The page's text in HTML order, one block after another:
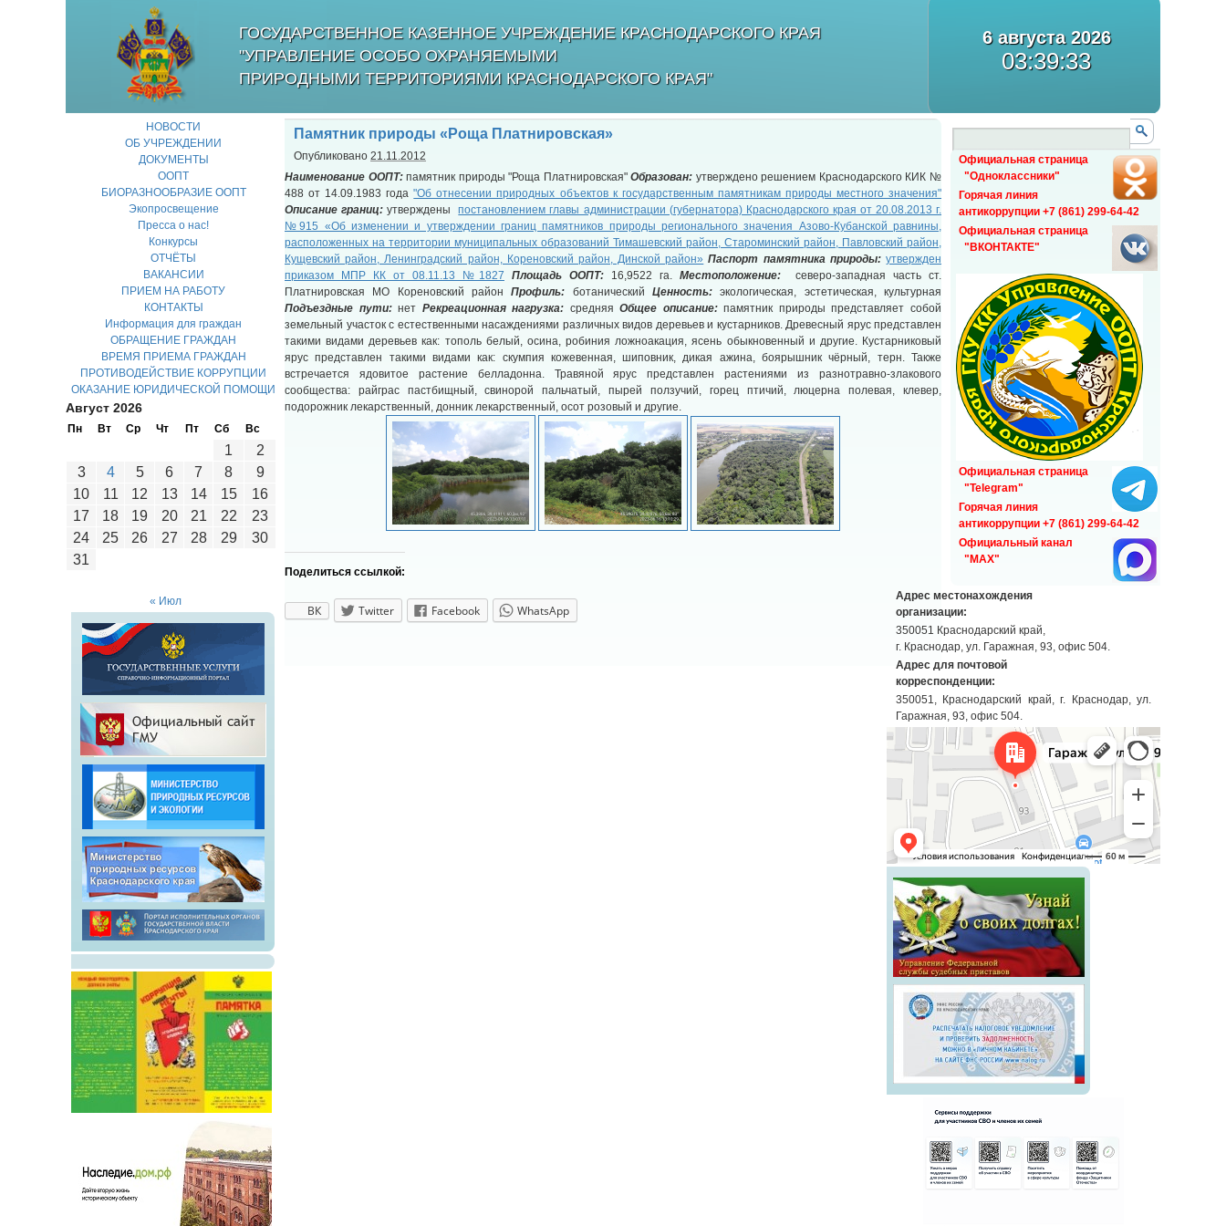
ГОСУДАРСТВЕННОЕ КАЗЕННОЕ УЧРЕЖДЕНИЕ КРАСНОДАРСКОГО КРАЯ
"УПРАВЛЕНИЕ ОСОБО ОХРАНЯЕМЫМИ
ПРИРОДНЫМИ ТЕРРИТОРИЯМИ КРАСНОДАРСКОГО КРАЯ"
6 августа 2026
03:39:34
Памятник природы «Роща Платнировская»
Опубликовано 21.11.2012
Наименование ООПТ:памятник природы "Роща Платнировская"Образован: утверждено решением Краснодарского КИК №
488 от 14.09.1983 года"Об отнесении природных объектов к государственным памятникам природы местного значения"
Описание границ:утверждены
постановлением главы администрации (губернатора) Краснодарского края от 20.08.2013 г.
№915 «Об изменении и утверждении границ памятников природы регионального значения Азово-Кубанской равнины,
расположенных на территории муниципальных образований Тимашевский район, Староминский район, Павловский район,
Кущевский район, Ленинградский район, Кореновский район, Динской район» Паспорт памятника природы:утвержден
приказом МПР КК от 08.11.13 №1827
Площадь ООПТ: 16,9522 га. Местоположение: северо-западная часть ст.
Платнировская МО Кореновский районПрофиль: ботаническийЦенность: экологическая, эстетическая, культурная
Подъездные пути:нет Рекреационная нагрузка: средняяОбщее описание:памятник природы представляет собой
земельный участок с естественными насаждениями различных видов деревьев и кустарников. Древесный ярус представлен
такими видами деревьев как: тополь белый, осина, робиния ложноакация, ясень обыкновенный и другие. Кустарниковый
ярус представлен такими видами как: скумпия кожевенная, шиповник, дикая ажина, боярышник чёрный, терн. Также
встречается ядовитое растение белладонна. Травяной ярус представлен растениями из разнотравно-злакового
сообщества: райграс пастбищный, свинорой пальчатый, пырей ползучий, горец птичий, люцерна полевая, клевер,
подорожник лекарственный, донник лекарственный, осот розовый и другие.
Поделиться ссылкой:
ВК Twitter Facebook WhatsApp
НОВОСТИ
ОБ УЧРЕЖДЕНИИ
ДОКУМЕНТЫ
ООПТ
БИОРАЗНООБРАЗИЕ ООПТ
Экопросвещение
Пресса о нас!
Конкурсы
ОТЧЁТЫ
ВАКАНСИИ
ПРИЕМ НА РАБОТУ
КОНТАКТЫ
Информация для граждан
ОБРАЩЕНИЕ ГРАЖДАН
ВРЕМЯ ПРИЕМА ГРАЖДАН
ПРОТИВОДЕЙСТВИЕ КОРРУПЦИИ
ОКАЗАНИЕ ЮРИДИЧЕСКОЙ ПОМОЩИ
Август 2026
Пн Вт Ср Чт Пт Сб Вс
1
2
3
4 5 6 7 8
9
10
11 12 13 14 15
16
17
18 19 20 21 22
23
24
25 26 27 28 29
30
31
« Июл
Официальная страница
"Одноклассники"
Горячая линия
антикоррупции +7 (861) 299-64-42
Официальная страница
"ВКОНТАКТЕ"
Официальная страница
"Telegram"
Горячая линия
антикоррупции +7 (861) 299-64-42
Официальный канал
"MAX"
Адрес местонахождения
организации:
350051 Краснодарский край,
г. Краснодар, ул. Гаражная, 93, офис 504.
Адрес для почтовой
корреспонденции:
350051, Краснодарский край, г. Краснодар, ул.
Гаражная, 93, офис 504.
Краснодар
Гаражная улица, 93 — Яндекс Карты